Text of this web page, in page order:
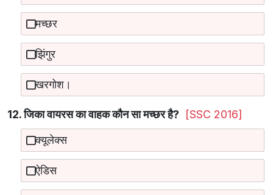
मच्छर
झिंगुर
खरगोश।
12. जिका वायरस का वाहक कौन सा मच्छर है?
[SSC 2016]
क्यूलेक्स
ऐडिस